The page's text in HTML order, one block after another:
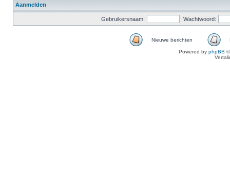
Aanmelden
Gebruikersnaam: Wachtwoord:
Nieuwe berichten
Powered by phpBB